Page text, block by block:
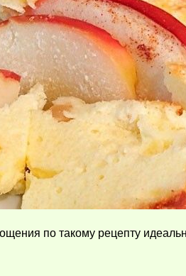
по такому рецепту